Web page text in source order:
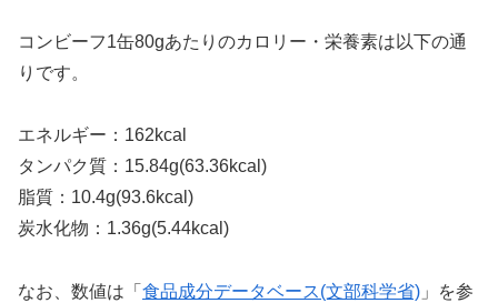
コンビーフ1缶80gあたりのカロリー・栄養素は以下の通
りです。
エネルギー：162kcal
タンパク質：15.84g(63.36kcal)
脂質：10.4g(93.6kcal)
炭水化物：1.36g(5.44kcal)
なお、数値は「 食品成分データベース(文部科学省) 」を参